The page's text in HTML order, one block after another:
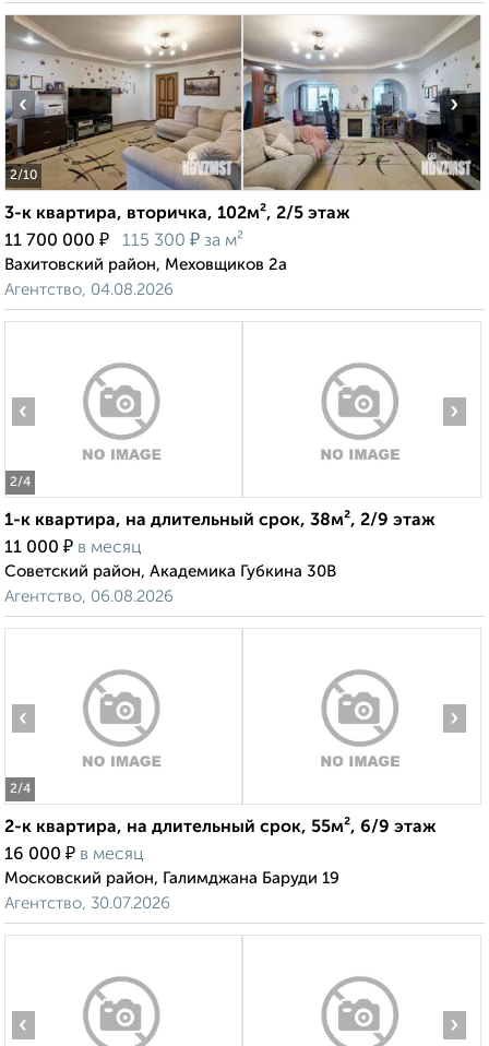
2/10
‹ ›
3-к квартира, вторичка, 102м², 2/5 этаж
11 700 000 ₽ 115 300 ₽ за м²
Вахитовский район, Меховщиков 2а
Агентство, 04.08.2026
2/4
‹ ›
1-к квартира, на длительный срок, 38м², 2/9 этаж
11 000 ₽ в месяц
Советский район, Академика Губкина 30В
Агентство, 06.08.2026
2/4
‹ ›
2-к квартира, на длительный срок, 55м², 6/9 этаж
16 000 ₽ в месяц
Московский район, Галимджана Баруди 19
Агентство, 30.07.2026
‹ ›